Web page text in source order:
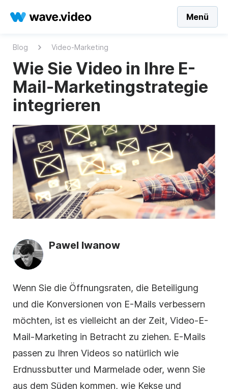
Menü
Blog Video-Marketing
Wie Sie Video in Ihre E-
Mail-Marketingstrategie
integrieren
Pawel Iwanow
Wenn Sie die Öffnungsraten, die Beteiligung
und die Konversionen von E-Mails verbessern
möchten, ist es vielleicht an der Zeit, Video-E-
Mail-Marketing in Betracht zu ziehen. E-Mails
passen zu Ihren Videos so natürlich wie
Erdnussbutter und Marmelade oder, wenn Sie
aus dem Süden kommen, wie Kekse und